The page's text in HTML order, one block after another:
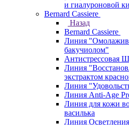
и гиалуроновой
Bernard Cassiere
Назад
Bernard Cassiere
Линия
бакучиолом"
Антистрессовая
Линия
экстрактом
Линия
Линия Anti-Age
Линия для кожи
василька
Линия